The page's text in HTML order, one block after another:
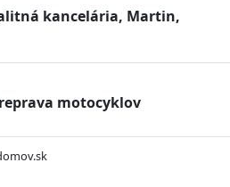
kancelária, Martin,
motocyklov